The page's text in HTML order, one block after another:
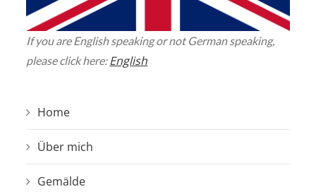
If you are English speaking or not German speaking,
please click here:English
Home
Über mich
Gemälde